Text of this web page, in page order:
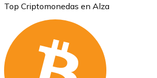
Top Criptomonedas en Alza